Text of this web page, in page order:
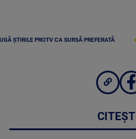
ȘTIRILE PROTV CA SURSĂ PREFERATĂ